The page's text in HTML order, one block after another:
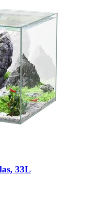
33L